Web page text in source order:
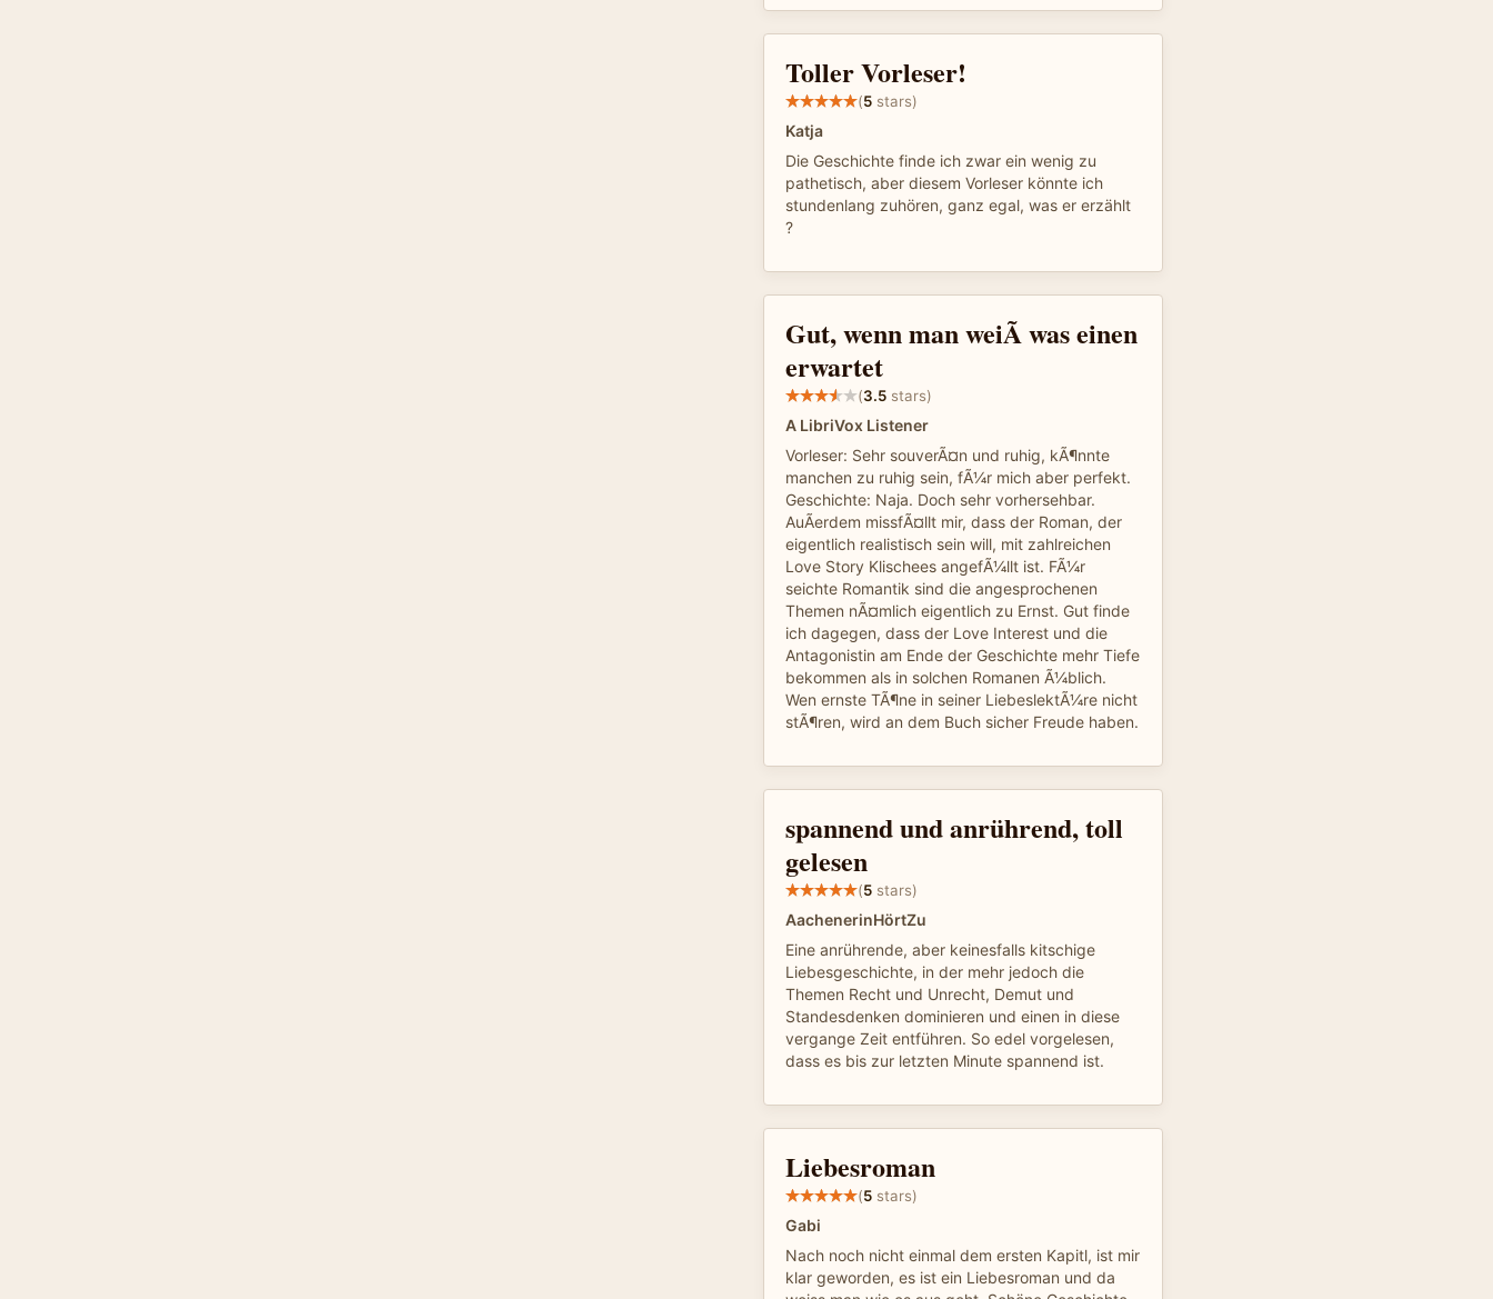
Toller Vorleser!
(5 stars)
Katja
Die Geschichte finde ich zwar ein wenig zu
pathetisch, aber diesem Vorleser könnte ich
stundenlang zuhören, ganz egal, was er erzählt
?
Gut, wenn man weiÃ was einen
erwartet
(3.5 stars)
A LibriVox Listener
Vorleser: Sehr souverÃ¤n und ruhig, kÃ¶nnte
manchen zu ruhig sein, fÃ¼r mich aber perfekt.
Geschichte: Naja. Doch sehr vorhersehbar.
AuÃerdem missfÃ¤llt mir, dass der Roman, der
eigentlich realistisch sein will, mit zahlreichen
Love Story Klischees angefÃ¼llt ist. FÃ¼r
seichte Romantik sind die angesprochenen
Themen nÃ¤mlich eigentlich zu Ernst. Gut finde
ich dagegen, dass der Love Interest und die
Antagonistin am Ende der Geschichte mehr Tiefe
bekommen als in solchen Romanen Ã¼blich.
Wen ernste TÃ¶ne in seiner LiebeslektÃ¼re nicht
stÃ¶ren, wird an dem Buch sicher Freude haben.
spannend und anrührend, toll
gelesen
(5 stars)
AachenerinHörtZu
Eine anrührende, aber keinesfalls kitschige
Liebesgeschichte, in der mehr jedoch die
Themen Recht und Unrecht, Demut und
Standesdenken dominieren und einen in diese
vergange Zeit entführen. So edel vorgelesen,
dass es bis zur letzten Minute spannend ist.
Liebesroman
(5 stars)
Gabi
Nach noch nicht einmal dem ersten Kapitl, ist mir
klar geworden, es ist ein Liebesroman und da